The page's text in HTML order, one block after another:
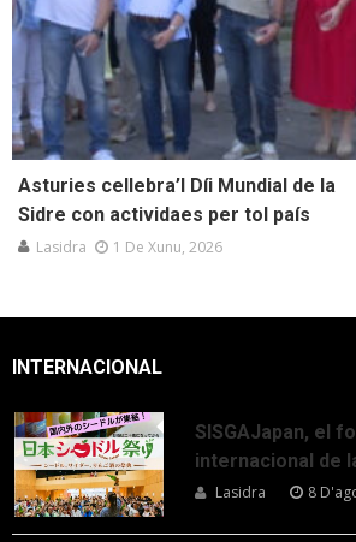
Asturies cellebra’l Díi Mundial de la
Sidre con actividaes per tol país
Lasidra 1 De Xunu, 2026
INTERNACIONAL
SISGAJapan, el
internacional de
Lasidra 8